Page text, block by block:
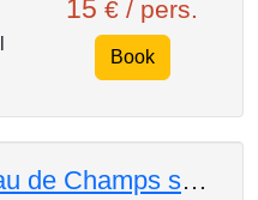
15 € / pers.
Book
Château de Champs sur Marne